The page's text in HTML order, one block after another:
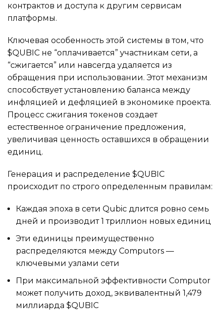
контрактов и доступа к другим сервисам
платформы.
Ключевая особенность этой системы в том, что
$QUBIC не “оплачивается” участникам сети, а
“сжигается” или навсегда удаляется из
обращения при использовании. Этот механизм
способствует установлению баланса между
инфляцией и дефляцией в экономике проекта.
Процесс сжигания токенов создает
естественное ограничение предложения,
увеличивая ценность оставшихся в обращении
единиц.
Генерация и распределение $QUBIC
происходит по строго определенным правилам:
Каждая эпоха в сети Qubic длится ровно семь
дней и производит 1 триллион новых единиц
Эти единицы преимущественно
распределяются между Computors —
ключевыми узлами сети
При максимальной эффективности Computor
может получить доход, эквивалентный 1,479
миллиарда $QUBIC